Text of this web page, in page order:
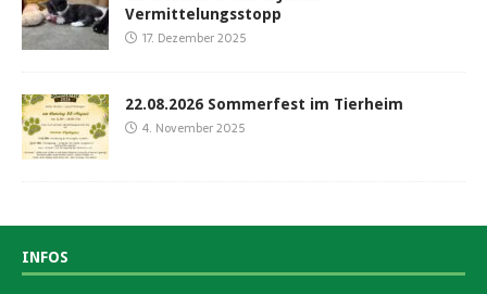
Vermittelungsstopp
17. Dezember 2025
22.08.2026 Sommerfest im Tierheim
4. November 2025
INFOS